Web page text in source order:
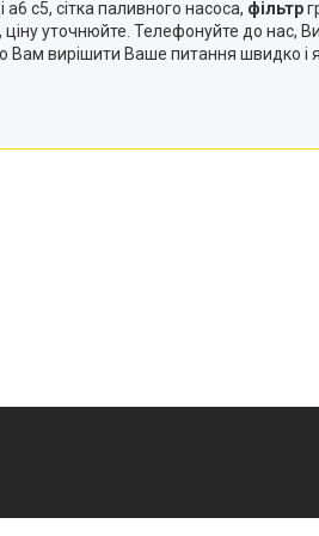
а6 с5, сітка паливного насоса, фільтр
, ціну уточнюйте. Телефонуйте до нас,
Вам вирішити Ваше питання швидко і